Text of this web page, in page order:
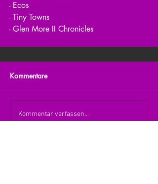
- Ecos
- Tiny Towns
- Glen More II Chronicles
Kommentare
Kommentar verfassen...